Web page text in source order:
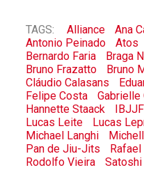
TAGS: Alliance Ana
Antonio Peinado
Atos
Bernardo Faria
Braga
Bruno Frazatto
Bruno
Cláudio Calasans
Felipe Costa
Gabrielle
Hannette Staack
IBJJF
Lucas Leite
Lucas
Michael Langhi
Pan de Jiu-Jits
Rodolfo Vieira